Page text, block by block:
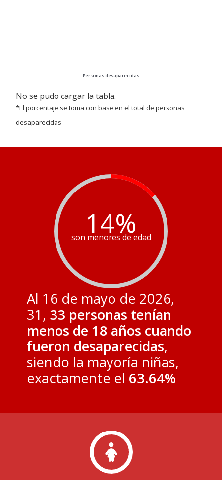
Personas desaparecidas
No se pudo cargar la tabla.
*El porcentaje se toma con base en el total de personas
desaparecidas
14%
son menores de edad
Al 16 de mayo de 2026,
31, 33 personas tenían
menos de 18 años cuando
fueron desaparecidas,
siendo la mayoría niñas,
exactamente el 63.64%